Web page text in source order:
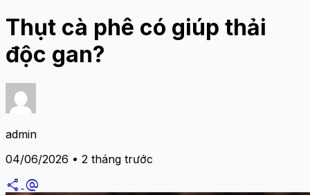
Thụt cà phê có giúp thải
độc gan?
admin
04/06/2026 • 2 tháng trước
share alternate_email